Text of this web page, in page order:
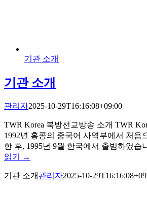
기관 소개
기관 소개
관리자2025-10-29T16:16:08+09:00
TWR Korea 북방선교방송 소개 TWR
1992년 홍콩의 중국어 사역부에서 처음
한 후, 1995년 9월 한국에서 출범하였습
읽기 →
기관 소개 관리자2025-10-